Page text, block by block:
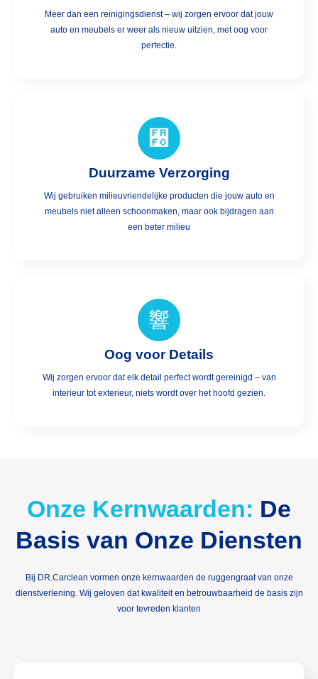
Meer dan een reinigingsdienst – wij zorgen ervoor dat jouw
auto en meubels er weer als nieuw uitzien, met oog voor
perfectie.
Duurzame Verzorging
Wij gebruiken milieuvriendelijke producten die jouw auto en
meubels niet alleen schoonmaken, maar ook bijdragen aan
een beter milieu
Oog voor Details
Wij zorgen ervoor dat elk detail perfect wordt gereinigd – van
interieur tot exterieur, niets wordt over het hoofd gezien.
Onze Kernwaarden: De
Basis van Onze Diensten
Bij DR.Carclean vormen onze kernwaarden de ruggengraat van onze
dienstverlening. Wij geloven dat kwaliteit en betrouwbaarheid de basis zijn
voor tevreden klanten